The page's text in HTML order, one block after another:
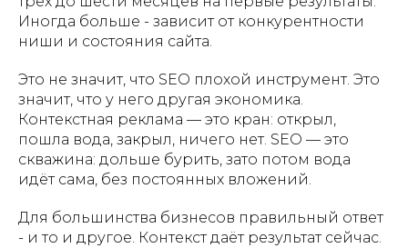
Иногда больше - зависит от конкурентности
ниши и состояния сайта.
Это не значит, что SEO плохой инструмент. Это
значит, что у него другая экономика.
Контекстная реклама — это кран: открыл,
пошла вода, закрыл, ничего нет. SEO — это
скважина: дольше бурить, зато потом вода
идёт сама, без постоянных вложений.
Для большинства бизнесов правильный ответ
- и то и другое. Контекст даёт результат сейчас.